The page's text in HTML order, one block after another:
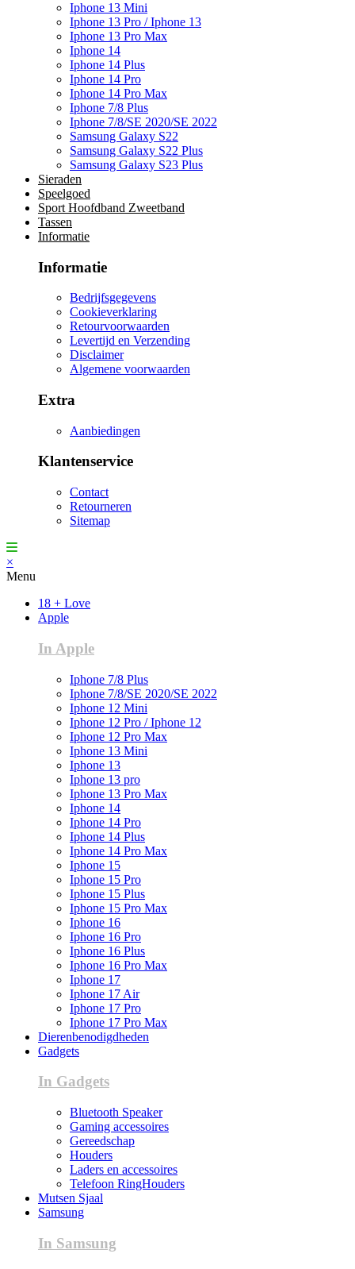
Iphone 13 Mini
Iphone 13 Pro / Iphone 13
Iphone 13 Pro Max
Iphone 14
Iphone 14 Plus
Iphone 14 Pro
Iphone 14 Pro Max
Iphone 7/8 Plus
Iphone 7/8/SE 2020/SE 2022
Samsung Galaxy S22
Samsung Galaxy S22 Plus
Samsung Galaxy S23 Plus
Sieraden
Speelgoed
Sport Hoofdband Zweetband
Tassen
Informatie
Informatie
Bedrijfsgegevens
Cookieverklaring
Retourvoorwaarden
Levertijd en Verzending
Disclaimer
Algemene voorwaarden
Extra
Aanbiedingen
Klantenservice
Contact
Retourneren
Sitemap
×
Menu
18 + Love
Apple
In Apple
Iphone 7/8 Plus
Iphone 7/8/SE 2020/SE 2022
Iphone 12 Mini
Iphone 12 Pro / Iphone 12
Iphone 12 Pro Max
Iphone 13 Mini
Iphone 13
Iphone 13 pro
Iphone 13 Pro Max
Iphone 14
Iphone 14 Pro
Iphone 14 Plus
Iphone 14 Pro Max
Iphone 15
Iphone 15 Pro
Iphone 15 Plus
Iphone 15 Pro Max
Iphone 16
Iphone 16 Pro
Iphone 16 Plus
Iphone 16 Pro Max
Iphone 17
Iphone 17 Air
Iphone 17 Pro
Iphone 17 Pro Max
Dierenbenodigdheden
Gadgets
In Gadgets
Bluetooth Speaker
Gaming accessoires
Gereedschap
Houders
Laders en accessoires
Telefoon RingHouders
Mutsen Sjaal
Samsung
In Samsung